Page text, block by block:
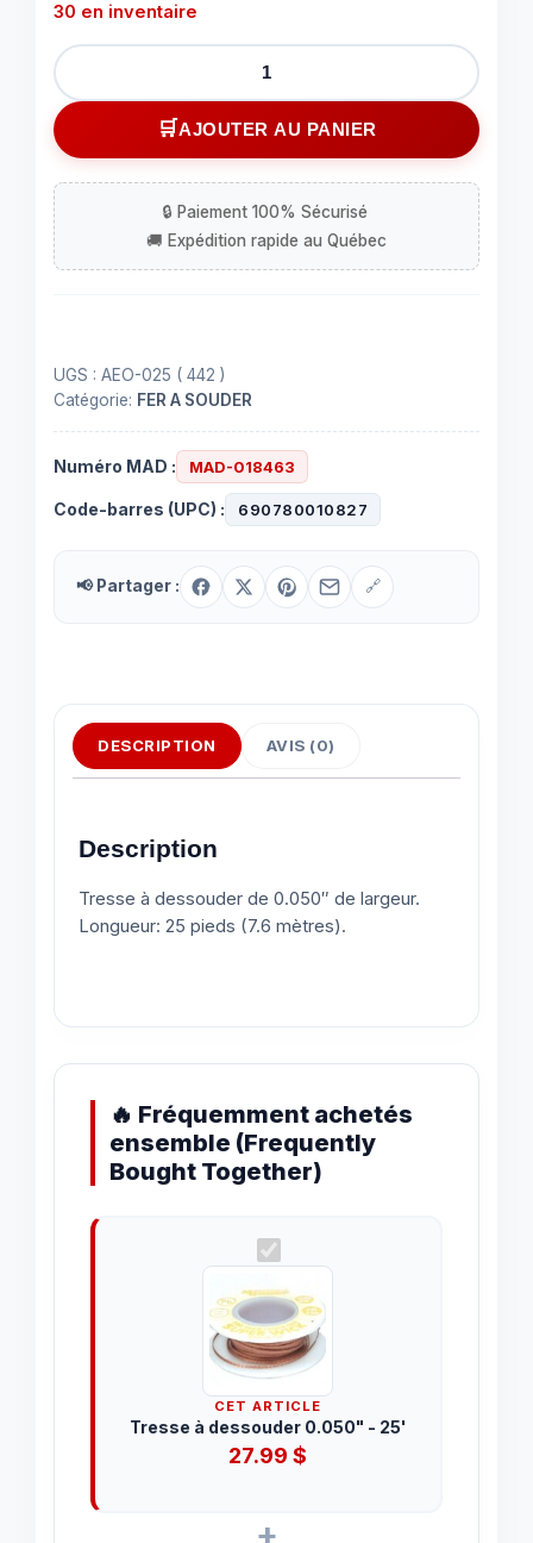
30 en inventaire
quantité
de
Tresse
à
0.050"
-
25'
AJOUTER AU PANIER
UGS : AEO-025 ( 442 )
Catégorie: FER A SOUDER
Numéro MAD : MAD-018463
Code-barres (UPC) : 690780010827
📢 Partager : 🔗
DESCRIPTION AVIS (0)
Description
Tresse à dessouder de 0.050″ de largeur.
Longueur: 25 pieds (7.6 mètres).
🔥 Fréquemment achetés
ensemble (Frequently
Bought Together)
CET ARTICLE
Tresse à dessouder 0.050" - 25'
27.99$
+